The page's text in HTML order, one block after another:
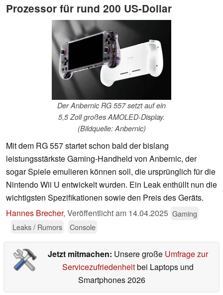
Prozessor für rund 200 US-Dollar
Der Anbernic RG 557 setzt auf ein
5,5 Zoll großes AMOLED-Display.
(Bildquelle: Anbernic)
Mit dem RG 557 startet schon bald der bislang
leistungsstärkste Gaming-Handheld von Anbernic, der
sogar Spiele emulieren können soll, die ursprünglich für die
Nintendo Wii U entwickelt wurden. Ein Leak enthüllt nun die
wichtigsten Spezifikationen sowie den Preis des Geräts.
Hannes Brecher, Veröffentlicht am 14.04.2025 Gaming
Leaks / Rumors
Console
Jetzt mitmachen: Unsere große Umfrage zur
Servicezufriedenheitbei Laptops und
Smartphones 2026